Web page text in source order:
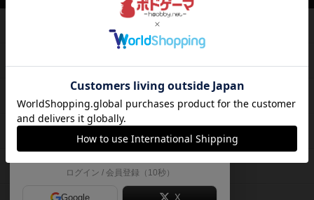
て、
自分のデータを管理しませんか？
遊んだボードゲームを記録する
気になるゲームのレビューを読む
お気に入り作品・所有リストの共
有
ログイン / 会員登録（10秒）
Google X
ボードゲームを検索する
ボードゲーム会情報
メカニクス特集
掲示板・トピックス